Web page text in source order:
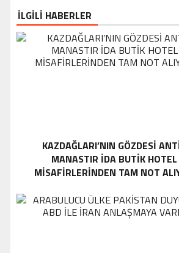
İLGİLİ HABERLER
KAZDAĞLARI’NIN GÖZDESI
MANASTIR İDA BUTIK HOTEL
MISAFIRLERINDEN TAM NOT